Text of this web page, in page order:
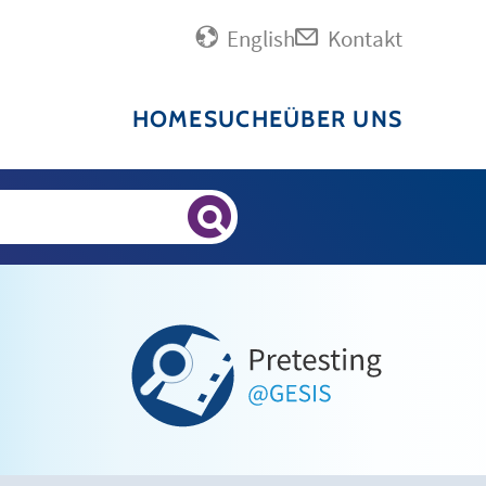
English Kontakt
HOMESUCHEÜBER UNS